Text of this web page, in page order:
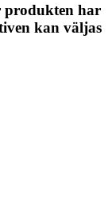
produkten har
kan väljas